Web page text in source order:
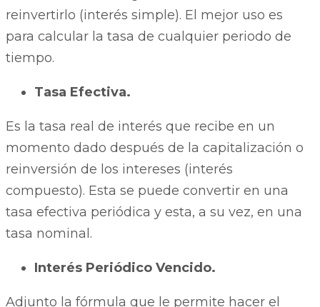
reinvertirlo (interés simple). El mejor uso es
para calcular la tasa de cualquier periodo de
tiempo.
Tasa Efectiva.
Es la tasa real de interés que recibe en un
momento dado después de la capitalización o
reinversión de los intereses (interés
compuesto). Esta se puede convertir en una
tasa efectiva periódica y esta, a su vez, en una
tasa nominal.
Interés Periódico Vencido.
Adjunto la fórmula que le permite hacer el